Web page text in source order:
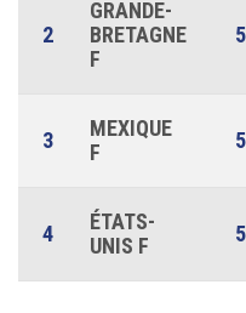
2
GRANDE-
BRETAGNE
F
5
3
MEXIQUE
F
5
4
ÉTATS-
UNIS F
5